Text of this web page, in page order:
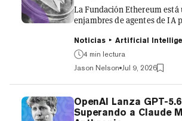
La Fundación Ethereum está
enjambres de agentes de IA
En una publicación de blog
investigadores de la
equipo de Seguridad del
que han desplegado una serie
IA contra el software del que
Ethereum, en busca de
sistemas criptográficos,
contratos inteligentes.
Noticias
Artificial
4 min lectura
Jason Nelson Jul 9, 2026
OpenAI Lanza GPT-
Superando a Claude